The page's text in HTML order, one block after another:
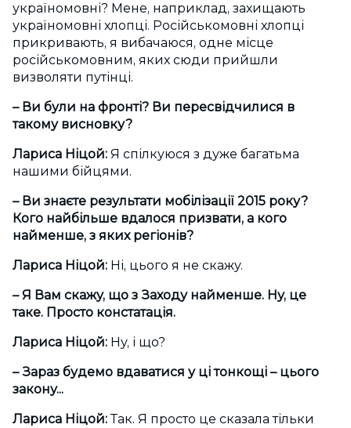
україномовні? Мене, наприклад, захищають
україномовні хлопці. Російськомовні хлопці
прикривають, я вибачаюся, одне місце
російськомовним, яких сюди прийшли
визволяти путінці.
– Ви були на фронті? Ви пересвідчилися в
такому висновку?
Лариса Ніцой: Я спілкуюся з дуже багатьма
нашими бійцями.
– Ви знаєте результати мобілізації 2015 року?
Кого найбільше вдалося призвати, а кого
найменше, з яких регіонів?
Лариса Ніцой: Ні, цього я не скажу.
– Я Вам скажу, що з Заходу найменше. Ну, це
таке. Просто констатація.
Лариса Ніцой: Ну, і що?
– Зараз будемо вдаватися у ці тонкощі – цього
закону...
Лариса Ніцой:Так. Я просто це сказала тільки